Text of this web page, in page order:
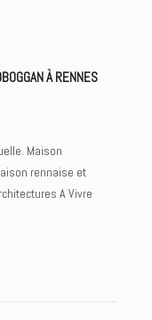
À RENNES
Maison
rennaise et
A Vivre